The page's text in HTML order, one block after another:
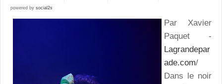
powered by social2s
Par Xavier
Paquet -
Lagrandepar
ade.com/
Dans le noir